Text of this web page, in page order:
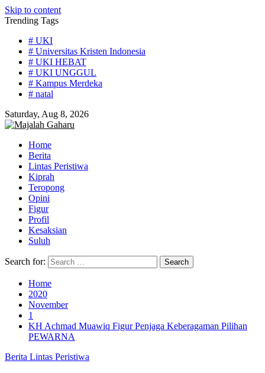
Skip to content
Trending Tags
# UKI
# Universitas Kristen Indonesia
# UKI HEBAT
# UKI UNGGUL
# Kampus Merdeka
# natal
Saturday, Aug 8, 2026
Home
Berita
Lintas Peristiwa
Kiprah
Teropong
Opini
Figur
Profil
Kesaksian
Suluh
Search for:
Home
2020
November
1
KH Achmad Muawiq Figur Penjaga Keberagaman Pilihan
PEWARNA
Berita Lintas Peristiwa